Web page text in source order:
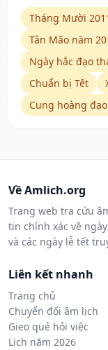
Tháng Mười
Tân Mão năm
Ngày hắc đạo
Chuẩn bị Tết
Cung hoàng
Về Amlich.org
Trang web tra cứu
tin chính xác về
và các ngày lễ tết
Liên kết nhanh
Trang chủ
Chuyển đổi âm lịch
Gieo quẻ hỏi việc
Lịch năm 2026